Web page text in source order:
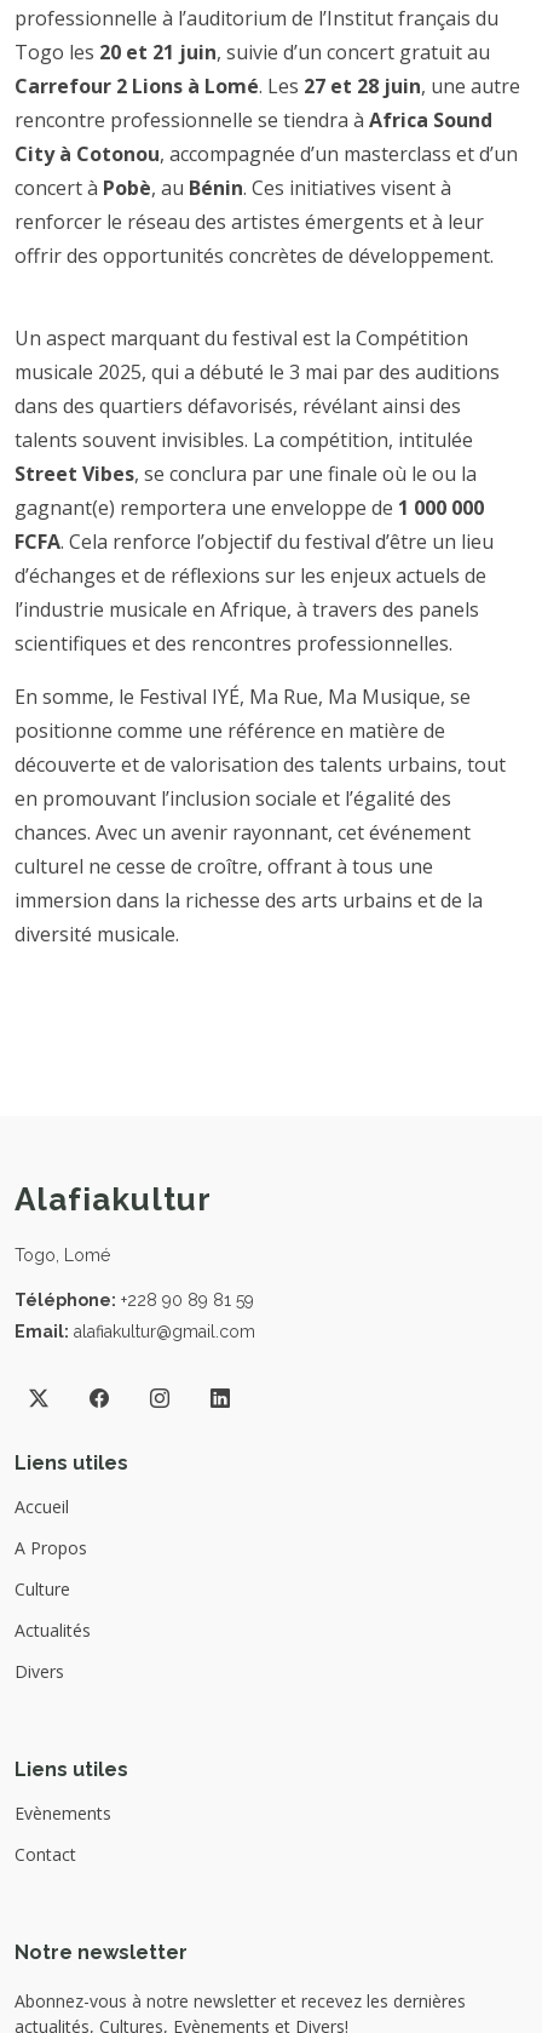
professionnelle à l’auditorium de l’Institut français du
Togo les 20 et 21 juin, suivie d’un concert gratuit au
Carrefour 2 Lions à Lomé. Les 27 et 28 juin, une autre
rencontre professionnelle se tiendra à Africa Sound
City à Cotonou, accompagnée d’un masterclass et d’un
concert à Pobè, au Bénin. Ces initiatives visent à
renforcer le réseau des artistes émergents et à leur
offrir des opportunités concrètes de développement.
Un aspect marquant du festival est la Compétition
musicale 2025, qui a débuté le 3 mai par des auditions
dans des quartiers défavorisés, révélant ainsi des
talents souvent invisibles. La compétition, intitulée
Street Vibes, se conclura par une finale où le ou la
gagnant(e) remportera une enveloppe de 1 000 000
FCFA. Cela renforce l’objectif du festival d’être un lieu
d’échanges et de réflexions sur les enjeux actuels de
l’industrie musicale en Afrique, à travers des panels
scientifiques et des rencontres professionnelles.
En somme, le Festival IYÉ, Ma Rue, Ma Musique, se
positionne comme une référence en matière de
découverte et de valorisation des talents urbains, tout
en promouvant l’inclusion sociale et l’égalité des
chances. Avec un avenir rayonnant, cet événement
culturel ne cesse de croître, offrant à tous une
immersion dans la richesse des arts urbains et de la
diversité musicale.
Alafiakultur
Togo, Lomé
Téléphone: +228 90 89 81 59
Email: alafiakultur@gmail.com
Liens utiles
Accueil
A Propos
Culture
Actualités
Divers
Liens utiles
Evènements
Contact
Notre newsletter
Abonnez-vous à notre newsletter et recevez les dernières
actualités, Cultures, Evènements et Divers!